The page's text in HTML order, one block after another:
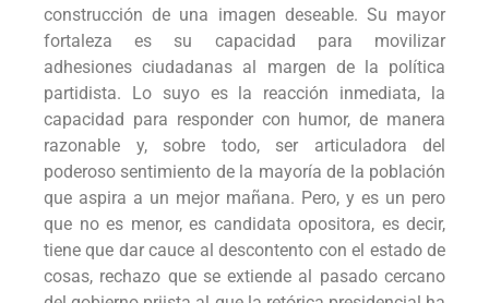
construcción de una imagen deseable. Su mayor
fortaleza es su capacidad para movilizar
adhesiones ciudadanas al margen de la política
partidista. Lo suyo es la reacción inmediata, la
capacidad para responder con humor, de manera
razonable y, sobre todo, ser articuladora del
poderoso sentimiento de la mayoría de la población
que aspira a un mejor mañana. Pero, y es un pero
que no es menor, es candidata opositora, es decir,
tiene que dar cauce al descontento con el estado de
cosas, rechazo que se extiende al pasado cercano